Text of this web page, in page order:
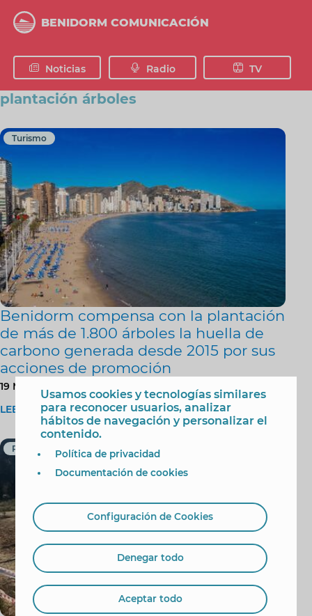
contenido
BENIDORM COMUNICACIÓN
Noticias Radio TV
plantación árboles
Turismo
Benidorm compensa con la plantación
de más de 1.800 árboles la huella de
carbono generada desde 2015 por sus
acciones de promoción
19 Mayo 2026
LEER MÁS
Parques y Jardines
Usamos cookies y tecnologías similares
para reconocer usuarios, analizar
hábitos de navegación y personalizar el
contenido.
Política de privacidad
Documentación de cookies
Configuración de Cookies
Denegar todo
Aceptar todo